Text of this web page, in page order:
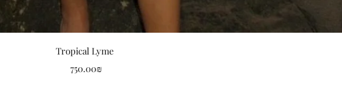
Quick View
Tropical Lyme
Price
‏750.00 ‏₪